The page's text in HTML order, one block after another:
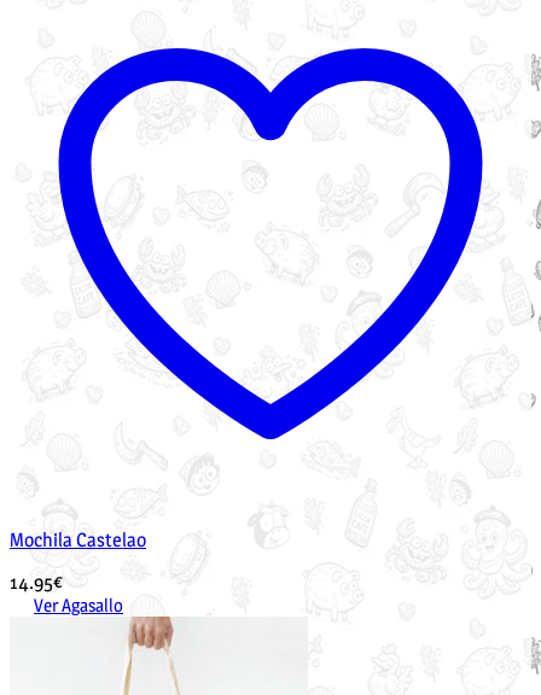
Mochila Castelao
14.95€
Ver Agasallo